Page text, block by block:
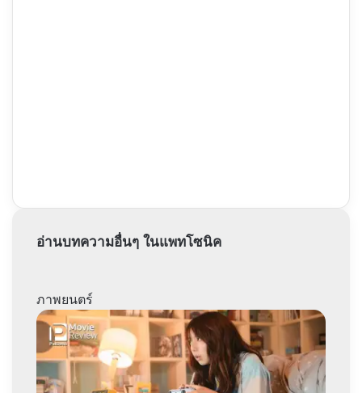
อ่านบทความอื่นๆ ในแพทโซนิค
ภาพยนตร์